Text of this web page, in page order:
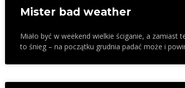
Mister bad weather
Miało być w weekend wielkie ściganie, a zamiast
to śnieg – na początku grudnia padać może i